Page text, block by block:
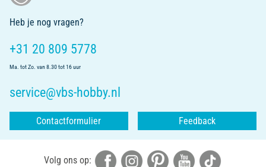
Heb je nog vragen?
+31 20 809 5778
Ma. tot Zo. van 8.30 tot 16 uur
service@vbs-hobby.nl
Contactformulier Feedback
Volg ons op: